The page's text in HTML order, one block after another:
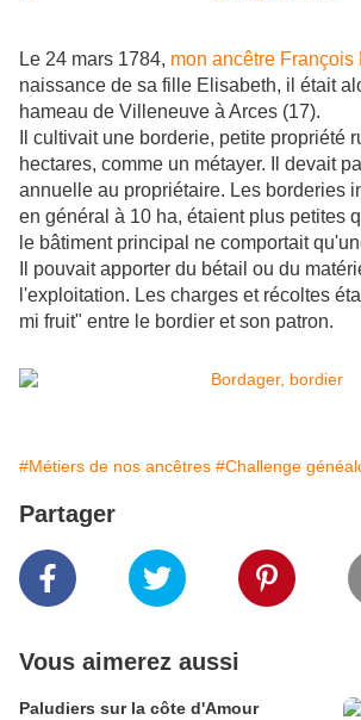
Le 24 mars 1784, mon ancêtre François
naissance de sa fille Elisabeth, il était
hameau de Villeneuve à Arces (17).
Il cultivait une borderie, petite propriété
hectares, comme un métayer. Il devait
annuelle au propriétaire. Les borderies
en général à 10 ha, étaient plus petites
le bâtiment principal ne comportait
Il pouvait apporter du bétail ou du
l'exploitation. Les charges et récoltes
mi fruit" entre le bordier et son patron.
#Métiers de nos ancêtres #Challenge
Partager
Vous aimerez aussi
Paludiers sur la côte d'Amour